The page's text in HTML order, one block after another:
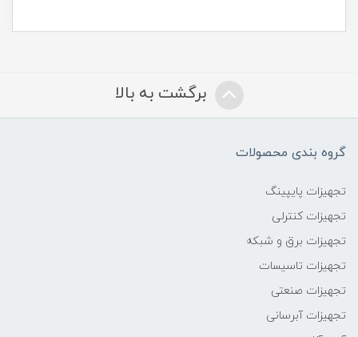
برگشت به بالا
گروه بندی محصولات
تجهیزات پایپینگ
تجهیزات کنترلی
تجهیزات برق و شبکه
تجهیزات تاسیسات
تجهیزات صنعتی
تجهیزات آبرسانی